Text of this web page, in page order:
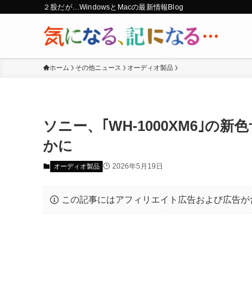
２股だが…WindowsとMacの最新情報Blog
ホーム その他ニュース オーディオ製品
ソニー、｢WH-1000XM6｣の新
かに
オーディオ製品 2026年5月19日
この記事にはアフィリエイト広告および広告が